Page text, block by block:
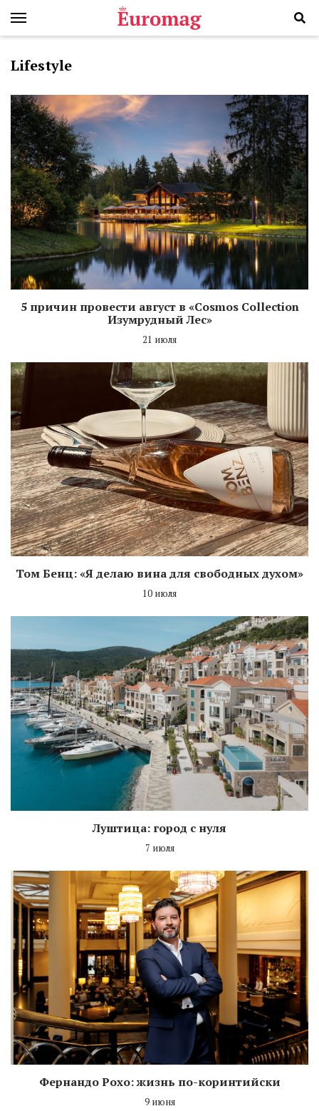
Lifestyle
5 причин провести август в «Cosmos Collection
Изумрудный Лес»
21 июля
Том Бенц: «Я делаю вина для свободных духом»
10 июля
Луштица: город с нуля
7 июля
Фернандо Рохо: жизнь по-коринтийски
9 июня